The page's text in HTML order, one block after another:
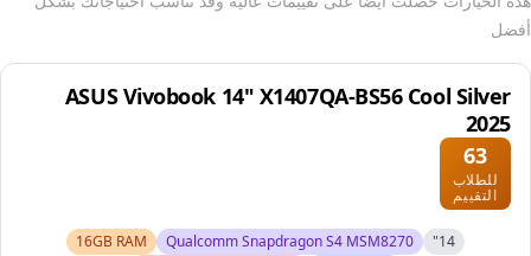
أفضل
ASUS Vivobook 14" X1407QA-BS56 Cool Silver
2025
63
للطلاب
التقييم
14"
Qualcomm Snapdragon S4 MSM8270
16GB RAM